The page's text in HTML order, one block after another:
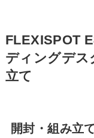
FLEXISPOT
ディングデス
立て
開封・組み立